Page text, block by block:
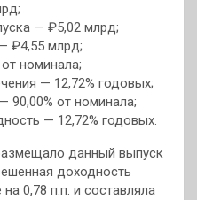
— ₽5,02 млрд;
₽4,55 млрд;
номинала;
— 12,72% годовых;
90,00% от номинала;
— 12,72% годовых.
данный выпуск
доходность
0,78 п.п. и составляла